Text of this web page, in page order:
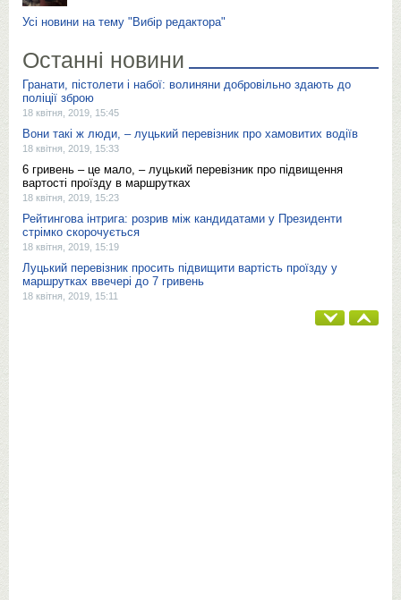
Усі новини на тему "Вибір редактора"
Останні новини
Гранати, пістолети і набої: волиняни добровільно здають до
поліції зброю
18 квітня, 2019, 15:45
Вони такі ж люди, – луцький перевізник про хамовитих водіїв
18 квітня, 2019, 15:33
6 гривень – це мало, – луцький перевізник про підвищення
вартості проїзду в маршрутках
18 квітня, 2019, 15:23
Рейтингова інтрига: розрив між кандидатами у Президенти
стрімко скорочується
18 квітня, 2019, 15:19
Луцький перевізник просить підвищити вартість проїзду у
маршрутках ввечері до 7 гривень
18 квітня, 2019, 15:11